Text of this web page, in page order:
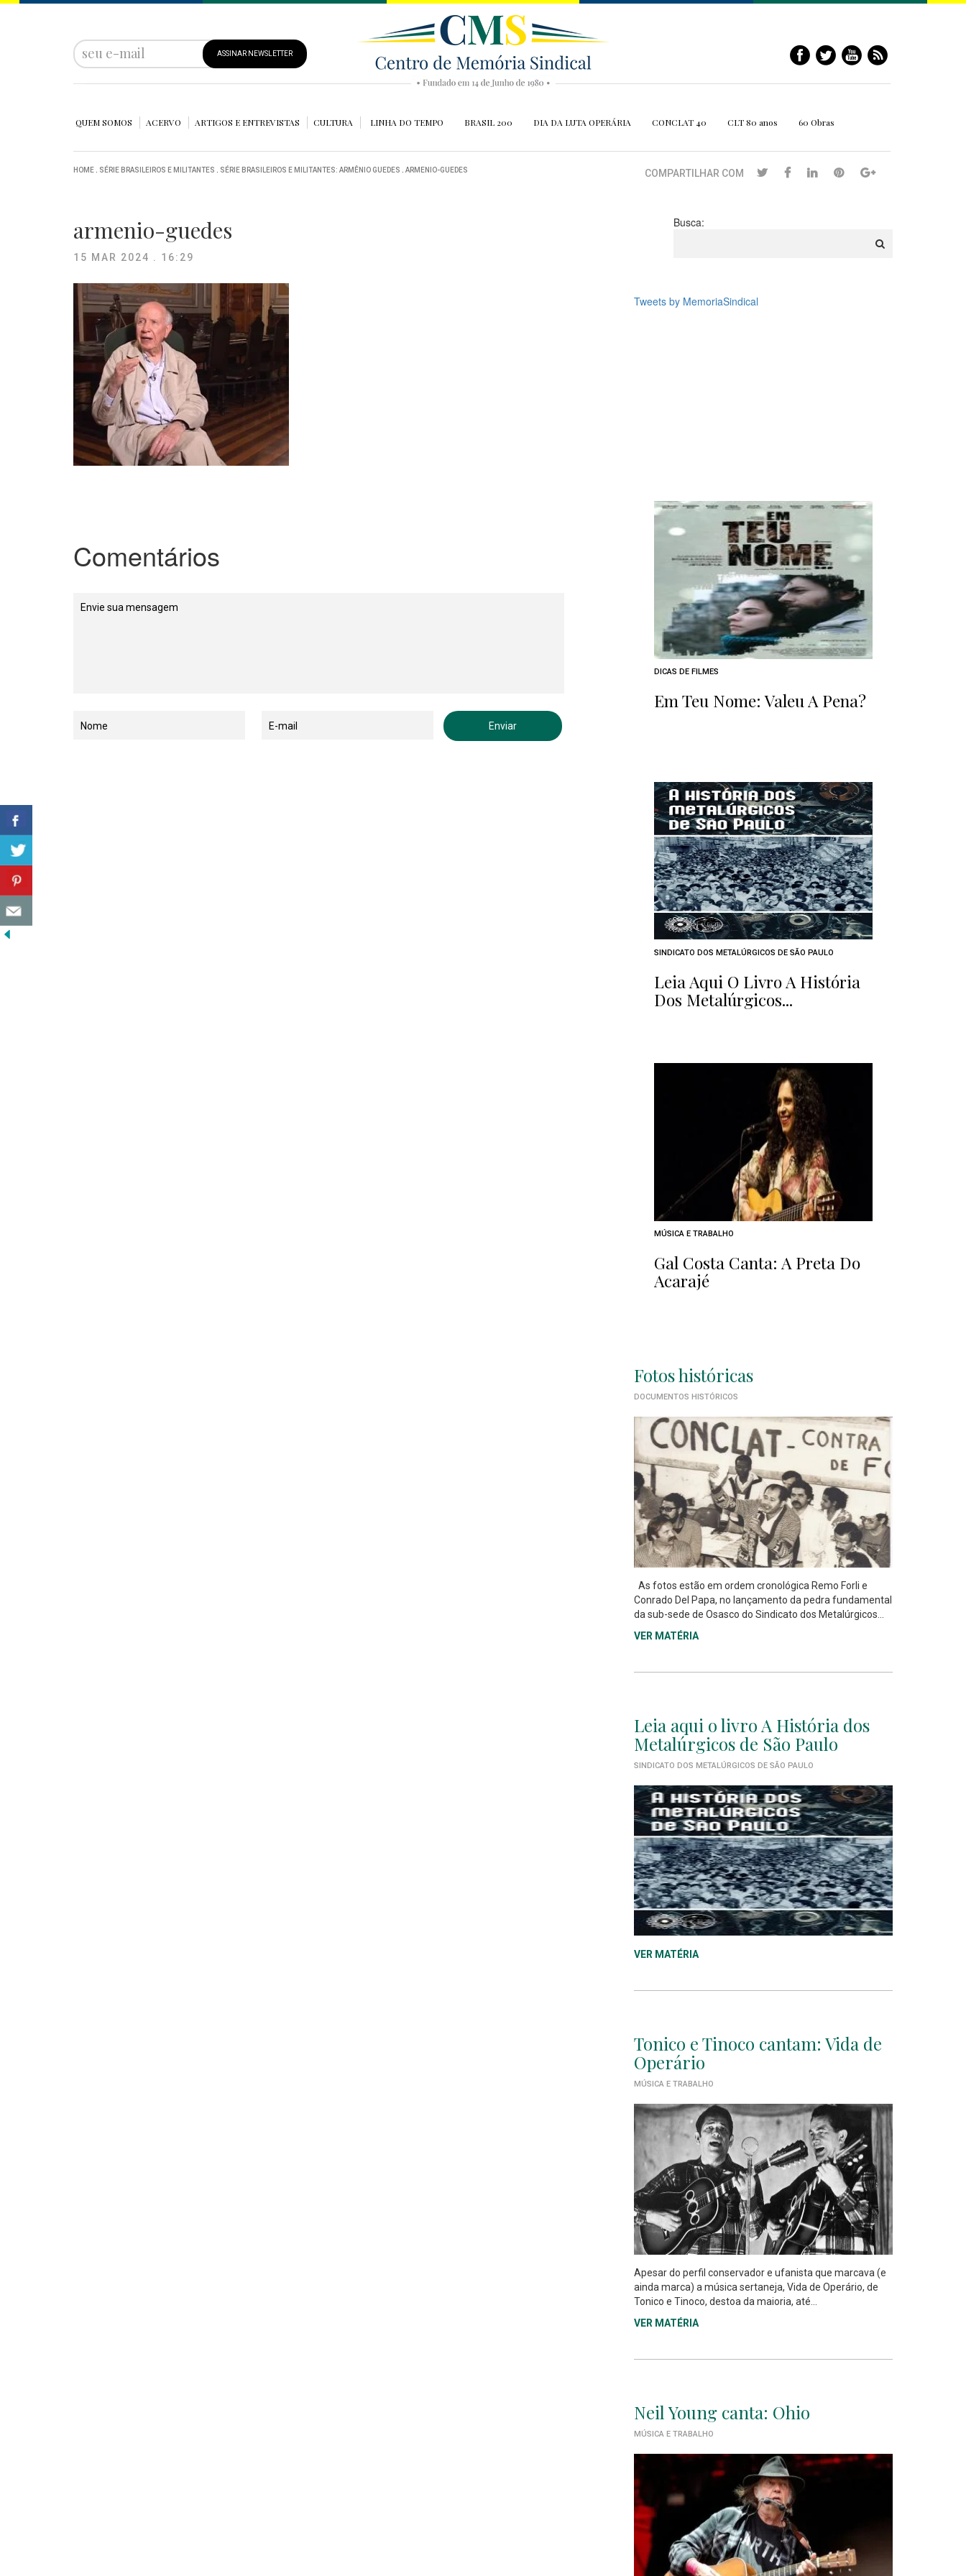
ASSINAR NEWSLETTER
QUEM SOMOS ACERVO ARTIGOS E ENTREVISTAS CULTURA LINHA DO TEMPO BRASIL 200 DIA DA LUTA OPERÁRIA CONCLAT 40 CLT 80 anos 60 Obras
HOME SÉRIE BRASILEIROS E MILITANTES SÉRIE BRASILEIROS E MILITANTES: ARMÊNIO GUEDES ARMENIO-GUEDES COMPARTILHAR COM
armenio-guedes
15 MAR 2024 . 16:29
Comentários
Busca:
Tweets by MemoriaSindical
DICAS DE FILMES
Em Teu Nome: Valeu A Pena?
SINDICATO DOS METALÚRGICOS DE SÃO PAULO
Leia Aqui O Livro A História
Dos Metalúrgicos...
MÚSICA E TRABALHO
Gal Costa Canta: A Preta Do
Acarajé
Fotos históricas
DOCUMENTOS HISTÓRICOS
As fotos estão em ordem cronológica Remo Forli e
Conrado Del Papa, no lançamento da pedra fundamental
da sub-sede de Osasco do Sindicato dos Metalúrgicos...
VER MATÉRIA
Leia aqui o livro A História dos
Metalúrgicos de São Paulo
SINDICATO DOS METALÚRGICOS DE SÃO PAULO
VER MATÉRIA
Tonico e Tinoco cantam: Vida de
Operário
MÚSICA E TRABALHO
Apesar do perfil conservador e ufanista que marcava (e
ainda marca) a música sertaneja, Vida de Operário, de
Tonico e Tinoco, destoa da maioria, até...
VER MATÉRIA
Neil Young canta: Ohio
MÚSICA E TRABALHO